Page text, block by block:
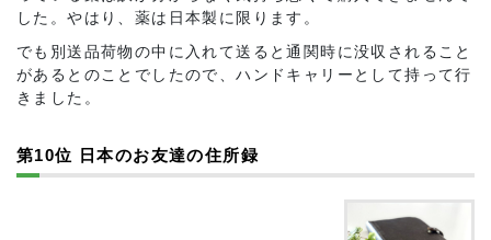
した。やはり、薬は日本製に限ります。
でも別送品荷物の中に入れて送ると通関時に没収されること
があるとのことでしたので、ハンドキャリーとして持って行
きました。
第10位 日本のお友達の住所録